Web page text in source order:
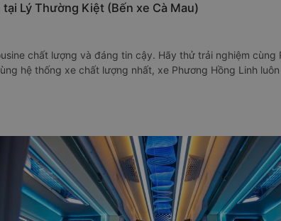
Lý Thường Kiệt (Bến xe Cà Mau)
chất lượng và đáng tin cậy. Hãy thử trải nghiệm cùng
hệ thống xe chất lượng nhất, xe Phương Hồng Linh